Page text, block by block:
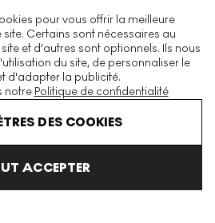
pour vous offrir la meilleure
Certains sont nécessaires au
et d'autres sont optionnels. Ils nous
du site, de personnaliser le
d'adapter la publicité.
notre Politique de confidentialité
DES COOKIES
ACCEPTER
mondiale d'estampes et éditions
et contemporaines